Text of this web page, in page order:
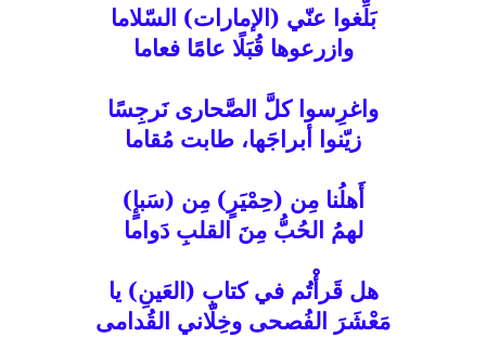
بَلِّغوا عنّي (الإمارات) السّلاما
وازرعوها قُبَلًا عامًا فعاما
واغرِسوا كلَّ الصَّحارى نَرجِسًا
زيّنوا أبراجَها، طابت مُقاما
أَهلُنا مِن (حِمْيَرٍ) مِن (سَبإٍ)
لهمُ الحُبُّ مِنَ القلبِ دَواما
هل قَرأْتُم في كتابِ (العَينِ) يا
مَعْشَرَ الفُصحى وخِلّاني القُدامى